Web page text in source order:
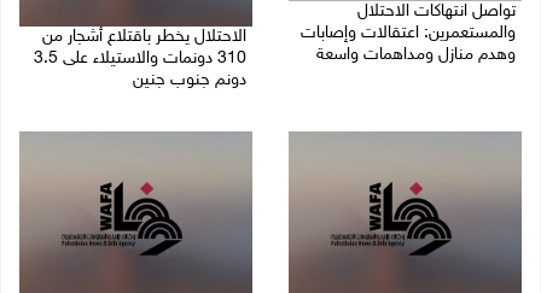
تواصل انتهاكات الاحتلال
والمستعمرين: اعتقالات وإصابات
وهدم منازل ومداهمات واسعة
الاحتلال يخطر باقتلاع أشجار من
310 دونمات والاستيلاء على 3.5
دونم جنوب جنين